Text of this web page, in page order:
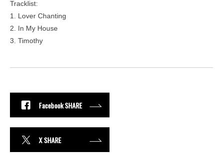
Tracklist:
1. Lover Chanting
2. In My House
3. Timothy
Facebook SHARE
X SHARE